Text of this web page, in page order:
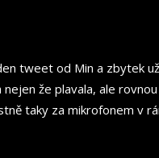
tweet od Min a zbytek
že plavala, ale
taky za mikrofonem v